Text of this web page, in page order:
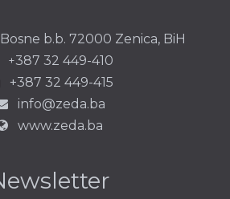
b.b. 72000 Zenica, BiH
387 32 449-410
+387 32 449-415
info@zeda.ba
www.zeda.ba